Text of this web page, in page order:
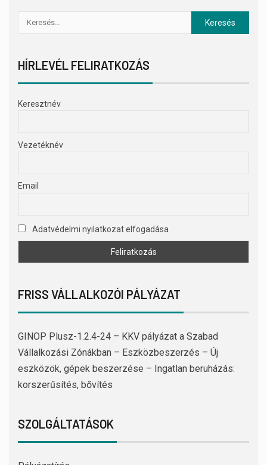
HÍRLEVÉL FELIRATKOZÁS
Keresztnév
Vezetéknév
Email
Adatvédelmi nyilatkozat elfogadása
FRISS VÁLLALKOZÓI PÁLYÁZAT
GINOP Plusz-1.2.4-24 – KKV pályázat a Szabad
Vállalkozási Zónákban – Eszközbeszerzés – Új
eszközök, gépek beszerzése – Ingatlan beruházás:
korszerűsítés, bővítés
SZOLGÁLTATÁSOK